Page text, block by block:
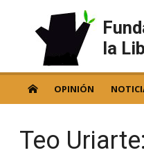
la
OPINIÓN
Teo